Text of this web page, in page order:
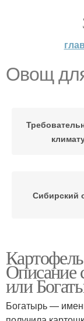
Овощ
Сибирский
Описание
или
Богатырь —